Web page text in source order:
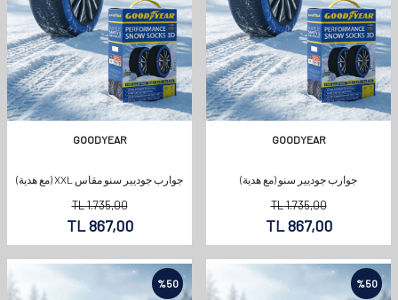
GOODYEAR
جوارب جوديير سنو (مع هدية)
1.735,00
TL
867,00
TL
GOODYEAR
جوارب جوديير سنو مقاس XXL (مع هدية)
1.735,00
TL
867,00
TL
%50
%50